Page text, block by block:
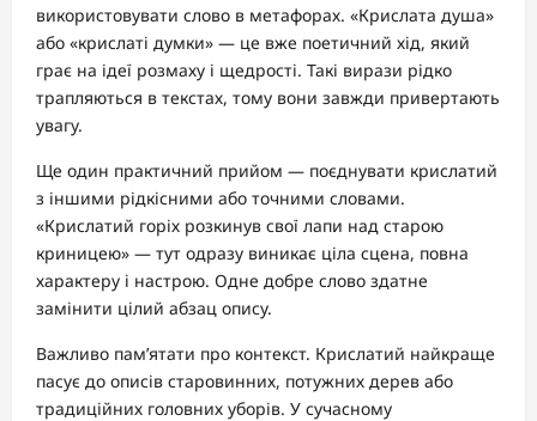
використовувати слово в метафорах. «Крислата душа»
або «крислаті думки» — це вже поетичний хід, який
грає на ідеї розмаху і щедрості. Такі вирази рідко
трапляються в текстах, тому вони завжди привертають
увагу.
Ще один практичний прийом — поєднувати крислатий
з іншими рідкісними або точними словами.
«Крислатий горіх розкинув свої лапи над старою
криницею» — тут одразу виникає ціла сцена, повна
характеру і настрою. Одне добре слово здатне
замінити цілий абзац опису.
Важливо пам’ятати про контекст. Крислатий найкраще
пасує до описів старовинних, потужних дерев або
традиційних головних уборів. У сучасному